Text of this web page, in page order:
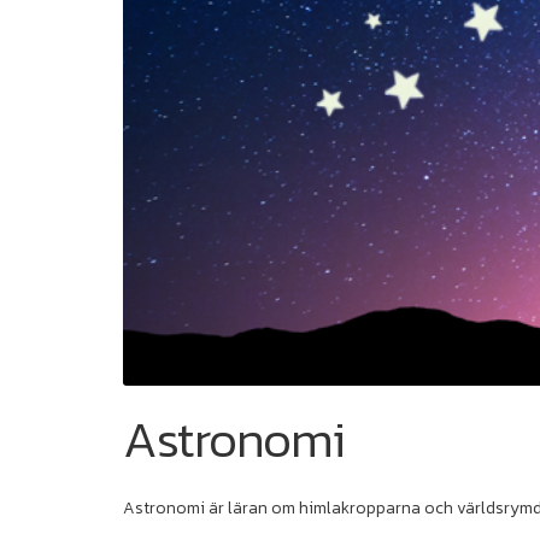
Astronomi
Astronomi är läran om himlakropparna och